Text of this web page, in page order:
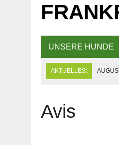
UNSERE HUNDE
AKTUELLES:
AUGUST 5, 2026
AUGUST 5, 2026
Avis